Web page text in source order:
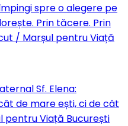
spre o alegere pe
Prin tăcere. Prin
/ Marșul pentru Viață
Sf. Elena:
de mare ești, ci de cât
pentru Viață București